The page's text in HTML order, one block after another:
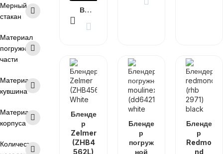
Мерный
стакан
Материал
погружной
части
Материал
кувшина
Материал
корпуса
Количество
В КОРЗИНУ
Бленде
р
Zelmer
(ZHB4
562L)
Бленде
р
погруж
ной
Бленде
р
Redmo
nd